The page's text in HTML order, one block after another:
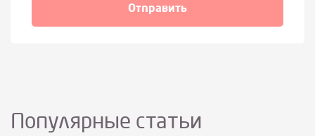
Популярные статьи